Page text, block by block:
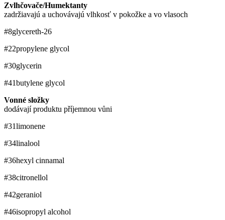
Zvlhčovače/Humektanty
zadržiavajú a uchovávajú vlhkosť v pokožke a vo vlasoch
#8glycereth-26
#22propylene glycol
#30glycerin
#41butylene glycol
Vonné složky
dodávají produktu příjemnou vůni
#31limonene
#34linalool
#36hexyl cinnamal
#38citronellol
#42geraniol
#46isopropyl alcohol